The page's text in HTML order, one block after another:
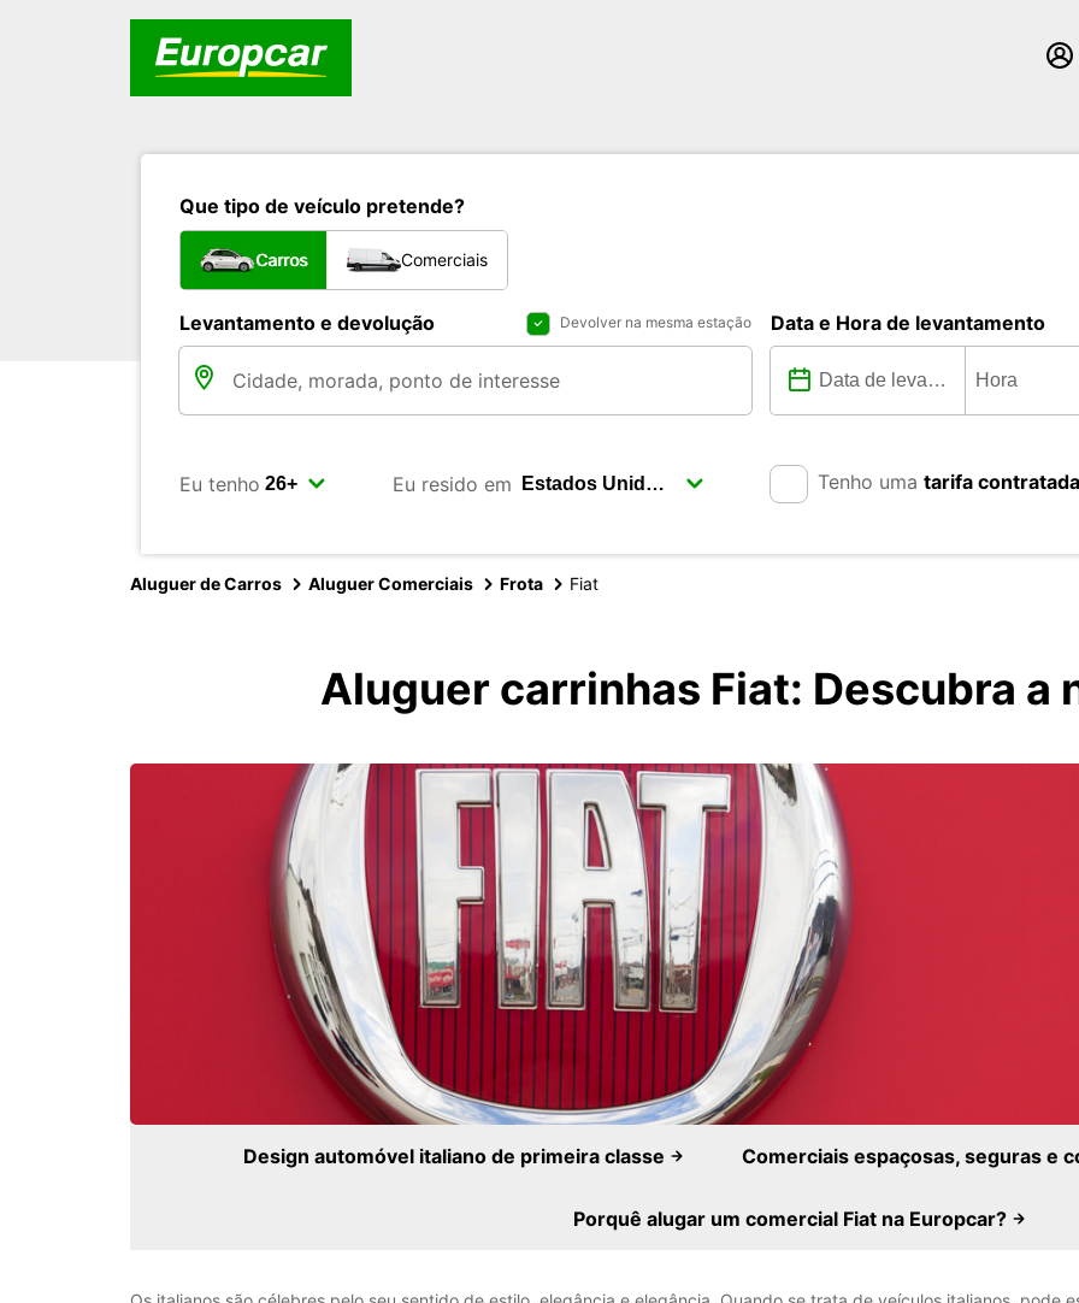
Que tipo de veículo pretende?
Carros Comerciais
Levantamento e devolução Devolver na mesma estação Data e Hora de levantamento
Eu tenho Eu resido em Tenho uma tarifa contratada
Aluguer de Carros Aluguer Comerciais Frota Fiat
Aluguer carrinhas Fiat: Descubra a
Design automóvel italiano de primeira classe Comerciais espaçosas, seguras e
Porquê alugar um comercial Fiat na Europcar?